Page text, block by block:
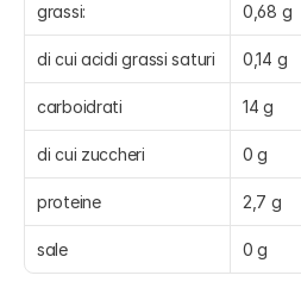
grassi: 0,68 g
di cui acidi grassi saturi 0,14 g
carboidrati 14 g
di cui zuccheri 0 g
proteine 2,7 g
sale 0 g